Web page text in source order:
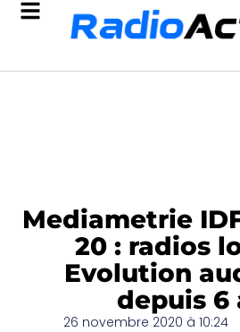
Mediametrie
20 : radios
Evolution
depuis 6
26 novembre 2020 à 10:24